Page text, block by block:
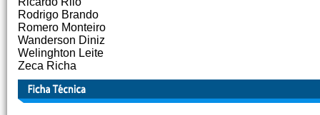
Rodrigo Brando
Romero Monteiro
Wanderson Diniz
Welinghton Leite
Zeca Richa